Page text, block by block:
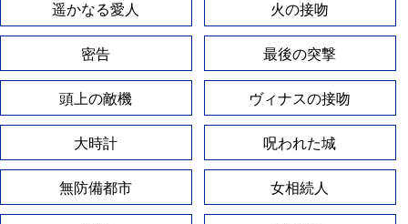
遥かなる愛人 火の接吻
密告 最後の突撃
頭上の敵機 ヴィナスの接吻
大時計 呪われた城
無防備都市 女相続人